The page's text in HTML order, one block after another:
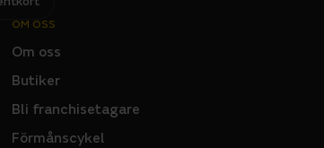
OM OSS
Om oss
Butiker
Bli franchisetagare
Förmånscykel